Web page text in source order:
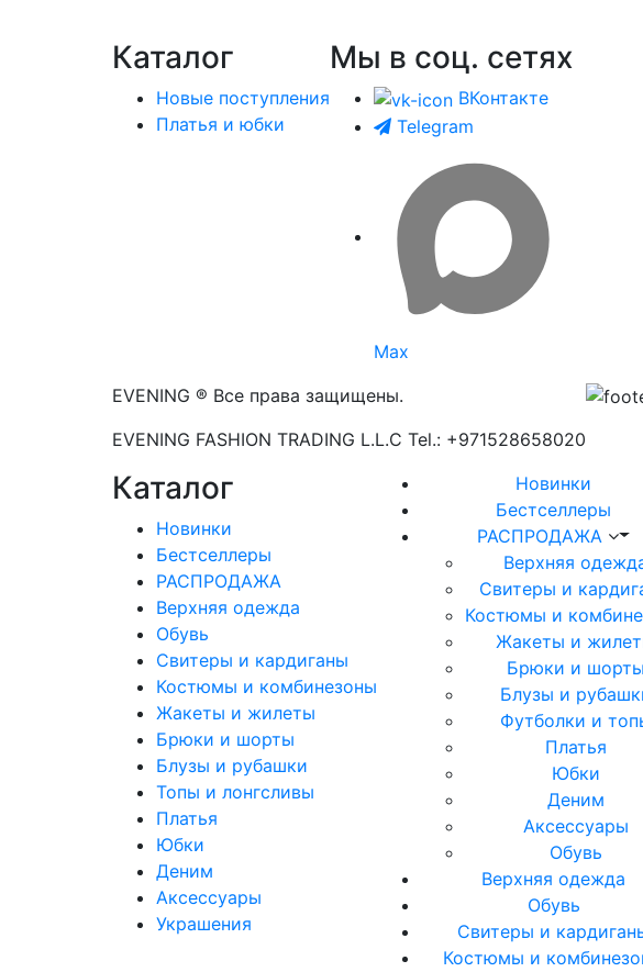
Каталог
Новые поступления
Платья и юбки
Мы в соц. сетях
ВКонтакте
Telegram
Max
EVENING ® Все права защищены.
EVENING FASHION TRADING L.L.C Tel.: +971528658020
Каталог
Новинки
Бестселлеры
РАСПРОДАЖА
Верхняя одежда
Обувь
Свитеры и кардиганы
Костюмы и комбинезоны
Жакеты и жилеты
Брюки и шорты
Блузы и рубашки
Топы и лонгсливы
Платья
Юбки
Деним
Аксессуары
Украшения
Новинки
Бестселлеры
РАСПРОДАЖА
Верхняя
Свитеры и
Костюмы и
Жакеты и
Брюки и шорты
Блузы и
Футболки и
Платья
Юбки
Деним
Аксессуары
Обувь
Верхняя одежда
Обувь
Свитеры и
Костюмы и